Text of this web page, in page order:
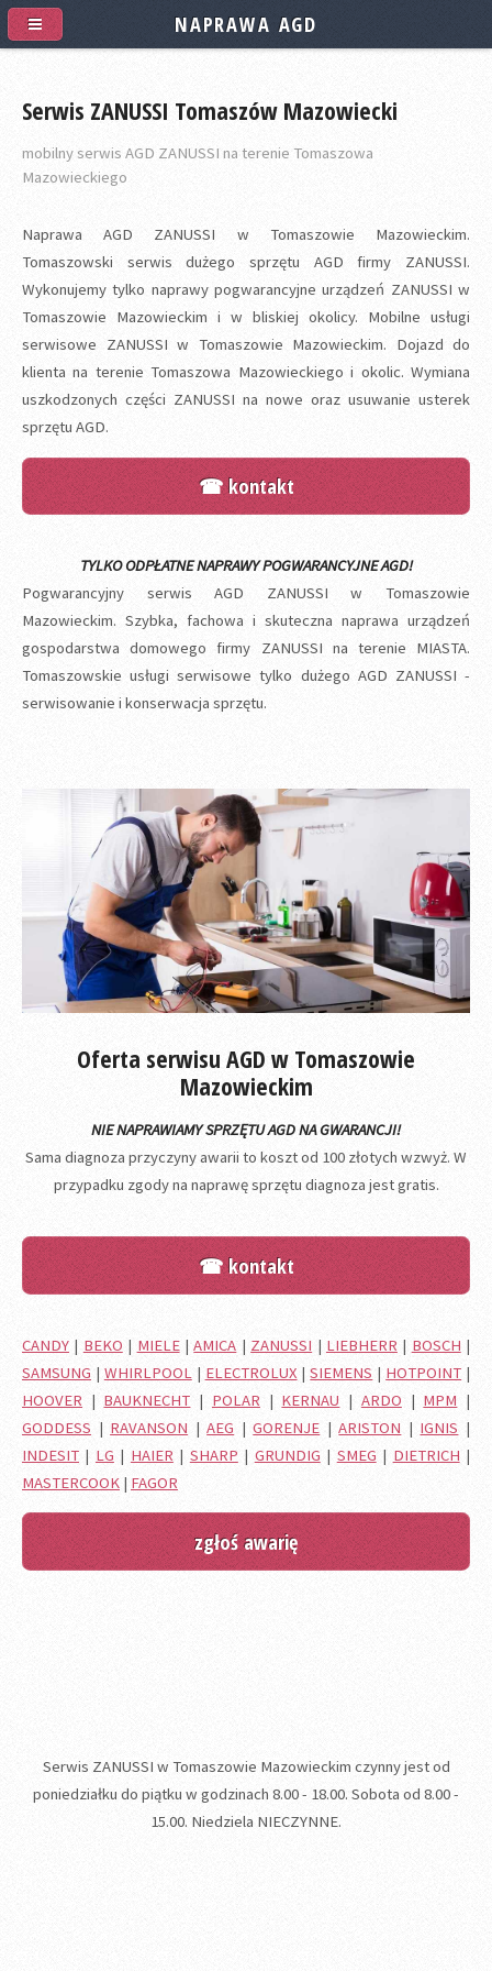
Serwis ZANUSSI Tomaszów Mazowiecki
mobilny serwis AGD ZANUSSI na terenie Tomaszowa
Mazowieckiego
Naprawa AGD ZANUSSI w Tomaszowie Mazowieckim.
Tomaszowski serwis dużego sprzętu AGD firmy ZANUSSI.
Wykonujemy tylko naprawy pogwarancyjne urządzeń ZANUSSI w
Tomaszowie Mazowieckim i w bliskiej okolicy. Mobilne usługi
serwisowe ZANUSSI w Tomaszowie Mazowieckim. Dojazd do
klienta na terenie Tomaszowa Mazowieckiego i okolic. Wymiana
uszkodzonych części ZANUSSI na nowe oraz usuwanie usterek
sprzętu AGD.
☎ kontakt
TYLKO ODPŁATNE NAPRAWY POGWARANCYJNE AGD!
Pogwarancyjny serwis AGD ZANUSSI w Tomaszowie
Mazowieckim. Szybka, fachowa i skuteczna naprawa urządzeń
gospodarstwa domowego firmy ZANUSSI na terenie MIASTA.
Tomaszowskie usługi serwisowe tylko dużego AGD ZANUSSI -
serwisowanie i konserwacja sprzętu.
Oferta serwisu AGD w Tomaszowie
Mazowieckim
NIE NAPRAWIAMY SPRZĘTU AGD NA GWARANCJI!
Sama diagnoza przyczyny awarii to koszt od 100 złotych wzwyż. W
przypadku zgody na naprawę sprzętu diagnoza jest gratis.
☎ kontakt
CANDY | BEKO | MIELE|AMICA | ZANUSSI | LIEBHERR | BOSCH |
SAMSUNG | WHIRLPOOL| ELECTROLUX |SIEMENS | HOTPOINT |
HOOVER | BAUKNECHT | POLAR | KERNAU | ARDO | MPM |
GODDESS | RAVANSON |AEG |GORENJE |ARISTON | IGNIS |
INDESIT | LG | HAIER | SHARP | GRUNDIG | SMEG | DIETRICH |
MASTERCOOK | FAGOR
zgłoś awarię
Serwis ZANUSSI w Tomaszowie Mazowieckim czynny jest od
poniedziałku do piątku w godzinach 8.00 - 18.00. Sobota od 8.00 -
15.00. Niedziela NIECZYNNE.
NAPRAWA AGD